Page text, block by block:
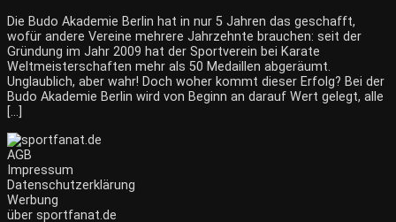
Die Budo Akademie Berlin hat in nur 5 Jahren das geschafft,
wofür andere Vereine mehrere Jahrzehnte brauchen: seit der
Gründung im Jahr 2009 hat der Sportverein bei Karate
Weltmeisterschaften mehr als 50 Medaillen abgeräumt.
Unglaublich, aber wahr! Doch woher kommt dieser Erfolg? Bei der
Budo Akademie Berlin wird von Beginn an darauf Wert gelegt, alle
[…]
AGB
Impressum
Datenschutzerklärung
Werbung
über sportfanat.de